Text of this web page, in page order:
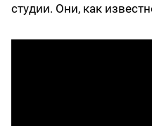
студии. Они, как